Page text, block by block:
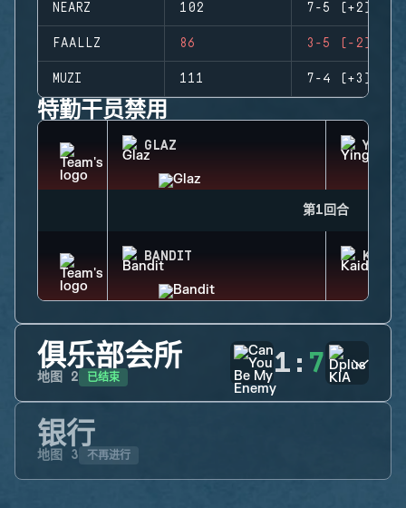
NEARZ 102 7-5 (+2)
FAALLZ 86 3-5 (-2)
MUZI 111 7-4 (+3)
特勤干员禁用
GLAZ YING
第1回合
BANDIT KAID
俱乐部会所
地图 2 已结束 1 : 7
银行
地图 3 不再进行